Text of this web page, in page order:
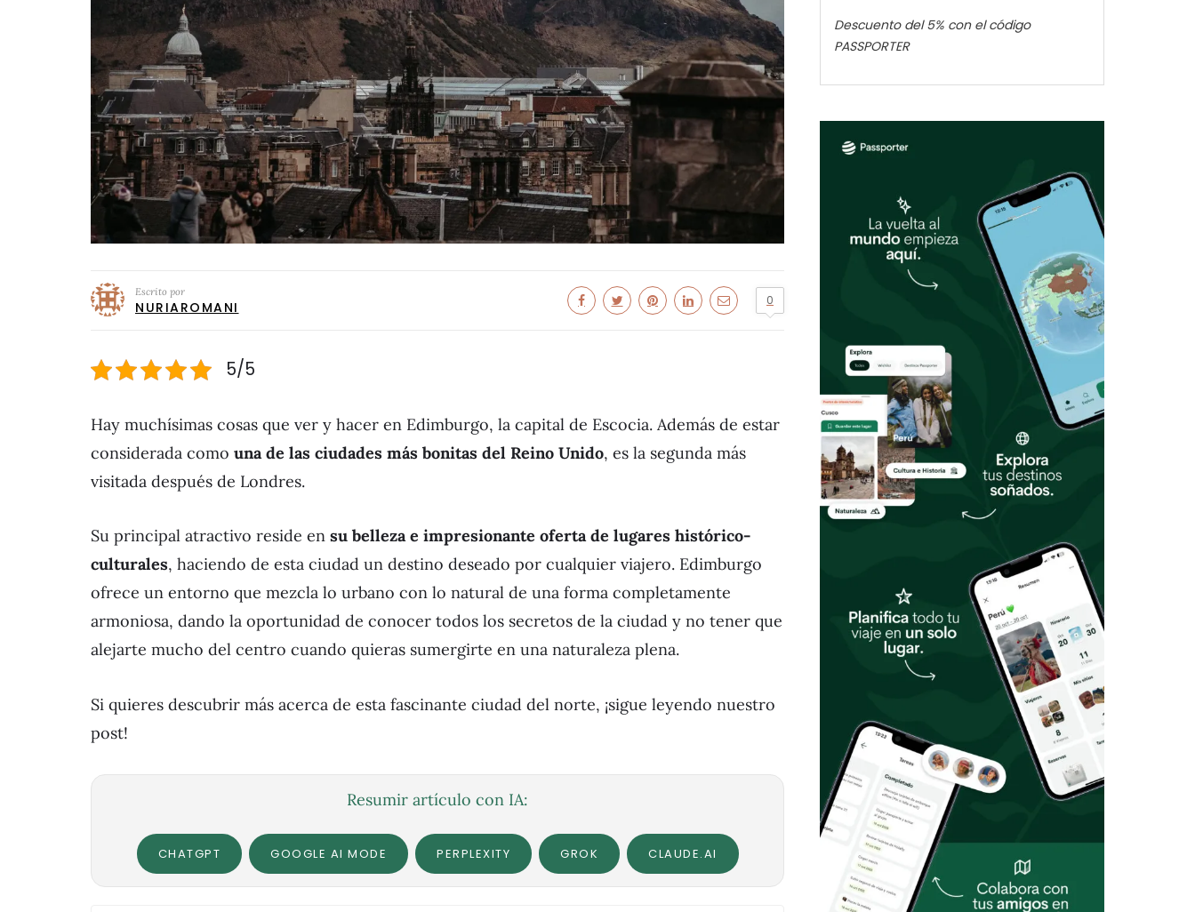
Escrito por
NURIAROMANI 0
5/5
Hay muchísimas cosas que ver y hacer en Edimburgo, la capital de Escocia. Además de estar
considerada como una de las ciudades más bonitas del Reino Unido, es la segunda más
visitada después de Londres.
Su principal atractivo reside en su belleza e impresionante oferta de lugares histórico-
culturales, haciendo de esta ciudad un destino deseado por cualquier viajero. Edimburgo
ofrece un entorno que mezcla lo urbano con lo natural de una forma completamente
armoniosa, dando la oportunidad de conocer todos los secretos de la ciudad y no tener que
alejarte mucho del centro cuando quieras sumergirte en una naturaleza plena.
Si quieres descubrir más acerca de esta fascinante ciudad del norte, ¡sigue leyendo nuestro
post!
Resumir artículo con IA:
CHATGPT GOOGLE AI MODE PERPLEXITY GROK CLAUDE.AI
Descuento del 5% con el código
PASSPORTER